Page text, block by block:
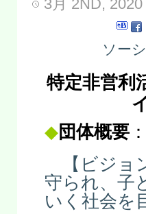
3月 2ND, 2020
ソー
特定非営利
◆団体概要
【ビジ
守られ、子
いく社会を